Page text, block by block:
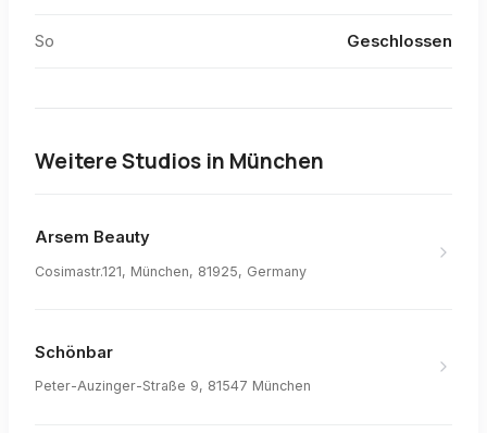
So Geschlossen
Weitere Studios in München
Arsem Beauty
Cosimastr.121, München, 81925, Germany
Schönbar
Peter-Auzinger-Straße 9, 81547 München